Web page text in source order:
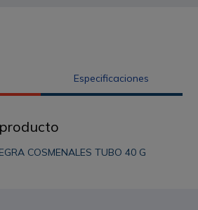
Especificaciones
COSMENALES TUBO 40 G